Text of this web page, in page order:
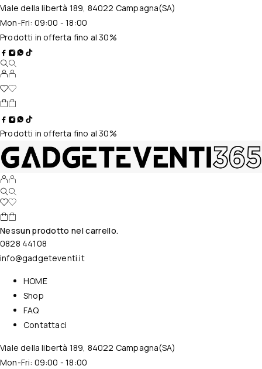
Viale della libertà 189, 84022 Campagna(SA)
Mon-Fri: 09:00 - 18:00
Prodotti in offerta fino al 30%
Prodotti in offerta fino al 30%
Nessun prodotto nel carrello.
0828 44108
info@gadgeteventi.it
HOME
Shop
FAQ
Contattaci
Viale della libertà 189, 84022 Campagna(SA)
Mon-Fri: 09:00 - 18:00